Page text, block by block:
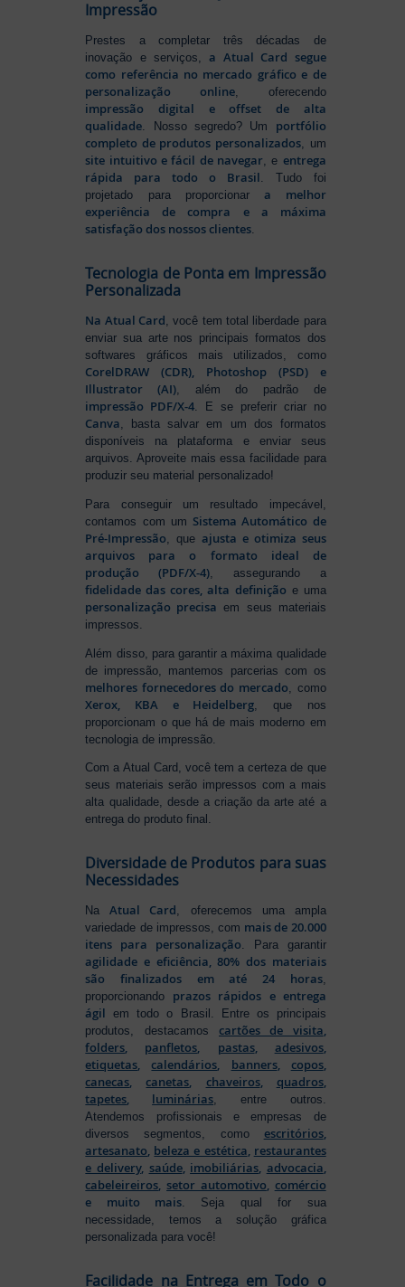
Impressão
Prestes a completar três décadas de
inovação e serviços,a Atual Card segue
como referência no mercado gráfico e de
personalização online, oferecendo
impressão digital e offset de alta
qualidade. Nosso segredo? Um portfólio
completo de produtos personalizados, um
site intuitivo e fácil de navegar, e entrega
rápida para todo o Brasil. Tudo foi
projetado para proporcionara melhor
experiência de compra e a máxima
satisfação dos nossos clientes.
Tecnologia de Ponta em Impressão
Personalizada
Na Atual Card , você tem total liberdade para
enviar sua arte nos principais formatos dos
softwares gráficos mais utilizados, como
CorelDRAW (CDR), Photoshop (PSD) e
Illustrator (AI) , além do padrão de
impressão PDF/X-4 . E se preferir criar no
Canva , basta salvar em um dos formatos
disponíveis na plataforma e enviar seus
arquivos. Aproveite mais essa facilidade para
produzir seu material personalizado!
Para conseguir um resultado impecável,
contamos com um Sistema Automático de
Pré-Impressão , queajusta e otimiza seus
arquivos para o formato ideal de
produção (PDF/X-4) , assegurando a
fidelidade das cores, alta definição e uma
personalização precisa em seus materiais
impressos.
Além disso, para garantir a máxima qualidade
de impressão, mantemos parcerias com os
melhores fornecedores do mercado , como
Xerox, KBA e Heidelberg , que nos
proporcionam o que há de mais moderno em
tecnologia de impressão.
Com a Atual Card, você tem a certeza de que
seus materiais serão impressos com a mais
alta qualidade, desde a criação da arte até a
entrega do produto final.
Diversidade de Produtos para suas
Necessidades
NaAtual Card, oferecemos uma ampla
variedade de impressos, com mais de 20.000
itens para personalização. Para garantir
agilidade e eficiência, 80% dos materiais
são finalizados em até 24 horas,
proporcionando prazos rápidos e entrega
ágil em todo o Brasil. Entre os principais
produtos, destacamos cartões de visita,
folders, panfletos, pastas, adesivos,
etiquetas,calendários, banners, copos,
canecas,canetas, chaveiros, quadros,
tapetes, luminárias, entre outros.
Atendemos profissionais e empresas de
diversos segmentos, como escritórios,
artesanato, beleza e estética, restaurantes
e delivery, saúde, imobiliárias, advocacia,
cabeleireiros, setor automotivo, comércio
e muito mais. Seja qual for sua
necessidade, temos a solução gráfica
personalizada para você!
Facilidade na Entrega em Todo o